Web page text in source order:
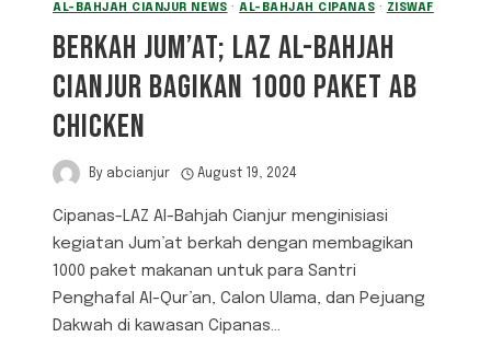
AL-BAHJAH CIANJUR NEWS · AL-BAHJAH CIPANAS · ZISWAF
BERKAH JUM’AT; LAZ AL-BAHJAH
CIANJUR BAGIKAN 1000 PAKET AB
CHICKEN
By abcianjur August 19, 2024
Cipanas-LAZ Al-Bahjah Cianjur menginisiasi
kegiatan Jum’at berkah dengan membagikan
1000 paket makanan untuk para Santri
Penghafal Al-Qur’an, Calon Ulama, dan Pejuang
Dakwah di kawasan Cipanas…